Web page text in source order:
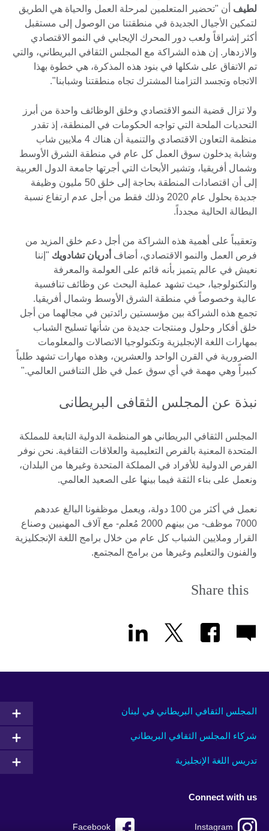
لطيف أن "تحضير المتعلمين لمرحلة العمل والحياة هي الطريق
لتمكين الأجيال الجديدة في منطقتنا من الوصول إلى مستقبل
أكثر إشراقاً ولعب دور المحرك الإيجابي في النمو الاقتصادي
والازدهار. إن هذه الشراكة مع المجلس الثقافي البريطاني، والتي
تم الاتفاق على شكلها في بنود هذه المذكرة، هي خطوة بهذا
الاتجاه وتجسد التزامنا المشترك تجاه منطقتنا وشبابنا".
ولا تزال قضية النمو الاقتصادي وخلق الوظائف واحدة من أبرز
التحديات الملحة التي تواجه الحكومات في المنطقة، إذ تقدر
منظمة التعاون الاقتصادي والتنمية أن هناك 4 ملايين شاب
وشابة يدخلون سوق العمل كل عام في منطقة الشرق الأوسط
وشمال أفريقيا، وتشير الأبحاث التي أجرتها جامعة الدول العربية
إلى أن اقتصادات المنطقة بحاجة إلى خلق 50 مليون وظيفة
جديدة بحلول عام 2020 وذلك فقط من أجل عدم ارتفاع نسبة
البطالة الحالية مجدداً.
وتعقيباً على أهمية هذه الشراكة من أجل دعم خلق المزيد من
فرص العمل والنمو الاقتصادي، أضاف أدريان تشادويك "إننا
نعيش في عالم يتميز بأنه قائم على العولمة والمعرفة
والتكنولوجيا، حيث تشهد عملية البحث عن وظائف تنافسية
عالية وخصوصاً في منطقة الشرق الأوسط وشمال أفريقيا.
تجمع هذه الشراكة بين مؤسستين رائدتين في مجالهما من أجل
خلق أفكار وحلول ومنتجات جديدة من شأنها تسليح الشباب
بمهارات اللغة الإنجليزية وتكنولوجيا الاتصالات والمعلومات
الضرورية في القرن الواحد والعشرين، وهذه مهارات تشهد طلباً
كبيراً وهي مهمة في أي سوق عمل في ظل التنافس العالمي."
نبذة عن المجلس الثقافى البريطانى
المجلس الثقافي البريطاني هو المنظمة الدولية التابعة للمملكة
المتحدة المعنية بالفرص التعليمية والعلاقات الثقافية. نحن نوفر
الفرص الدولية للأفراد في المملكة المتحدة وغيرها من البلدان،
ونعمل على بناء الثقة فيما بينها على الصعيد العالمي.
نعمل في أكثر من 100 دولة، ويعمل موظفونا البالغ عددهم
7000 موظف- من بينهم 2000 مُعلم- مع آلاف المهنيين وصناع
القرار وملايين الشباب كل عام من خلال برامج اللغة الإنجكليزية
والفنون والتعليم وغيرها من برامج المجتمع.
Share this
المجلس الثقافي البريطاني في لبنان
شركاء المجلس الثقافي البريطاني
تدريس اللغة الإنجليزية
Connect with us
Facebook Instagram